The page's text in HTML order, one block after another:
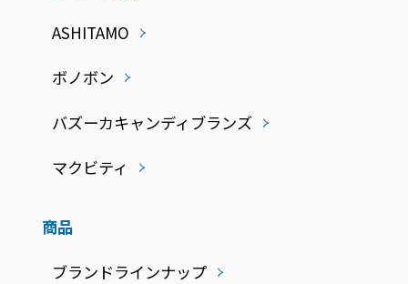
ASHITAMO
ボノボン
バズーカキャンディブランズ
マクビティ
商品
ブランドラインナップ